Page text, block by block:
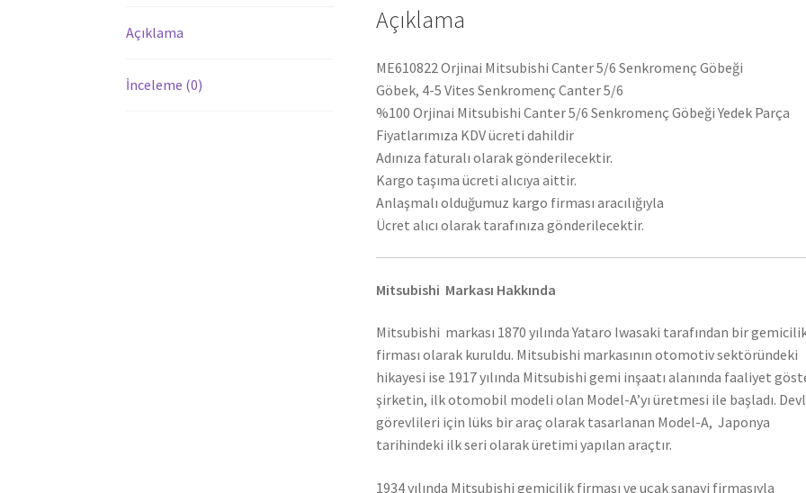
Açıklama
İnceleme (0)
Açıklama
ME610822 Orjinai Mitsubishi Canter 5/6 Senkromenç Göbeği
Göbek, 4-5 Vites Senkromenç Canter 5/6
%100 Orjinai Mitsubishi Canter 5/6 Senkromenç Göbeği Yedek Parça
Fiyatlarımıza KDV ücreti dahildir
Adınıza faturalı olarak gönderilecektir.
Kargo taşıma ücreti alıcıya aittir.
Anlaşmalı olduğumuz kargo firması aracılığıyla
Ücret alıcı olarak tarafınıza gönderilecektir.
Mitsubishi Markası Hakkında
Mitsubishi markası 1870 yılında Yataro Iwasaki tarafından bir
firması olarak kuruldu. Mitsubishi markasının otomotiv sektöründeki
hikayesi ise 1917 yılında Mitsubishi gemi inşaatı alanında faaliyet
şirketin, ilk otomobil modeli olan Model-A’yı üretmesi ile başladı.
görevlileri için lüks bir araç olarak tasarlanan Model-A, Japonya
tarihindeki ilk seri olarak üretimi yapılan araçtır.
1934 yılında Mitsubishi gemicilik firması ve uçak sanayi firmasıyla